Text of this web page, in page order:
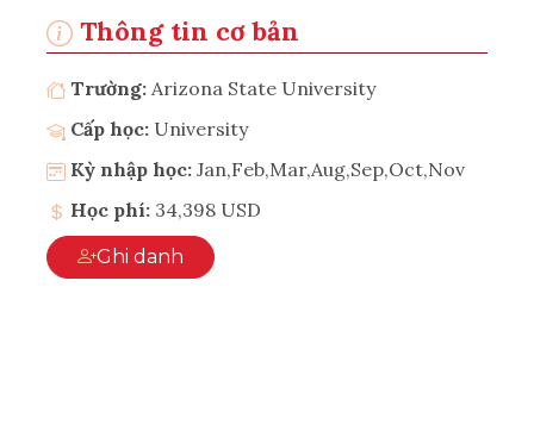
Thông tin cơ bản
Trường: Arizona State University
Cấp học: University
Kỳ nhập học: Jan,Feb,Mar,Aug,Sep,Oct,Nov
Học phí: 34,398 USD
Ghi danh